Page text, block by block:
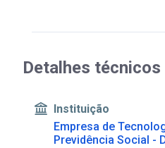
Detalhes técnicos
Instituição
Empresa de
Previdência Social -